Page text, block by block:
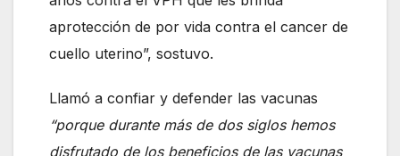
aprotección de por vida contra el cancer de
cuello uterino”, sostuvo.
Llamó a confiar y defender las vacunas
“porque durante más de dos siglos hemos
disfrutado de los beneficios de las vacunas